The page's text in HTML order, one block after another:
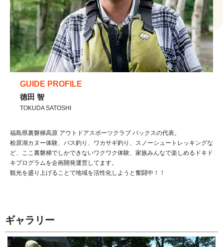
GUIDE PROFILE
徳田 智
TOKUDA SATOSHI
福島県裏磐梯高原 アウトドアスポーツクラブ バックスの代表。
桧原湖カヌー体験、バス釣り、ワカサギ釣り、スノーシュートレッキングな
ど、ここ裏磐梯でしかできないワクワク体験、家族みんなで楽しめるドキド
キプログラムを企画開発運営してます。
観光を盛り上げることで地域を活性化しようと奮闘中！！
ギャラリー